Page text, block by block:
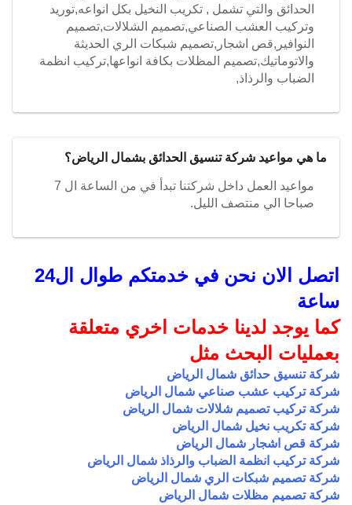
الحدائق والتي تشمل , تكريب النخيل بكل انواعه,توريد
وتركيب العشب الصناعي,تصميم الشلالات,تصميم
النوافير,قص اشجار,تصميم شبكات الري الحديثة
والاتوماتيك,تصميم المظلات بكافة انواعها,تركيب انظمة
الضباب والرذاذ,
ما هي مواعيد شركة تنسيق الحدائق بشمال الرياض؟
مواعيد العمل داخل شركتنا تبدأ في من الساعة ال 7
صباحا الي منتصف الليل.
اتصل الان نحن في خدمتكم طوال ال24
ساعة
كما يوجد لدينا خدمات اخري متعلقة
بعمليات البحث مثل
شركة تنسيق حدائق شمال الرياض
شركة تركيب عشب صناعي شمال الرياض
شركة تركيب تصميم شلالات شمال الرياض
شركة تكريب نخيل شمال الرياض
شركة قص اشجار شمال الرياض
شركة تركيب انظمة الضباب والرذاذ شمال الرياض
شركة تصميم شبكات الري شمال الرياض
شركة تصميم مظلات شمال الرياض